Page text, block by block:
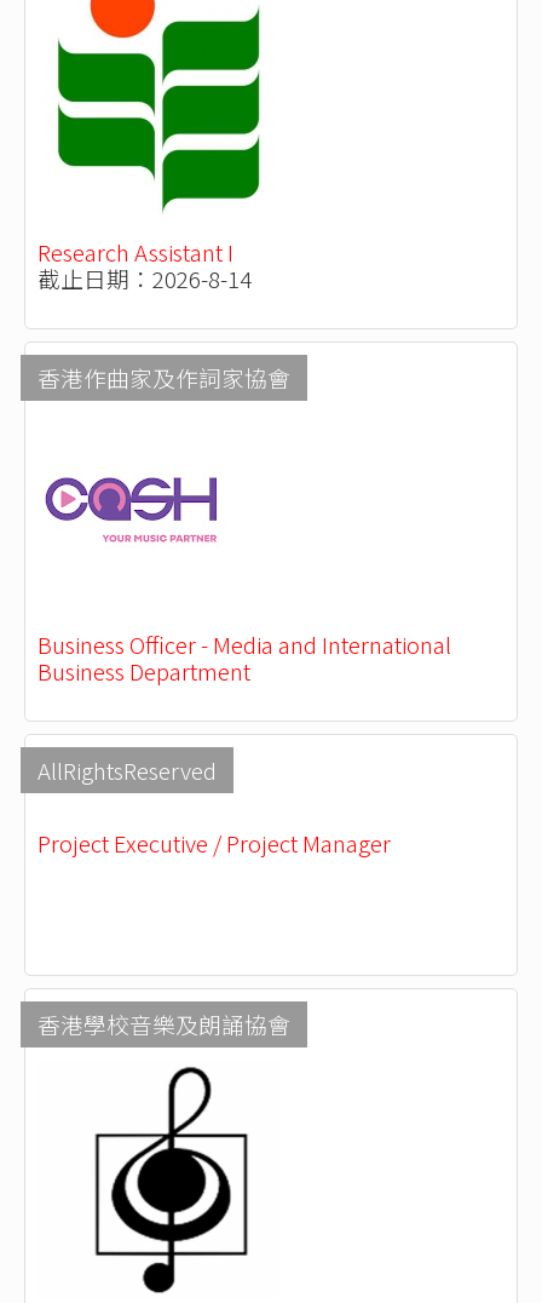
Research Assistant I
截止日期：2026-8-14
香港作曲家及作詞家協會
Business Officer - Media and International
Business Department
AllRightsReserved
Project Executive / Project Manager
香港學校音樂及朗誦協會